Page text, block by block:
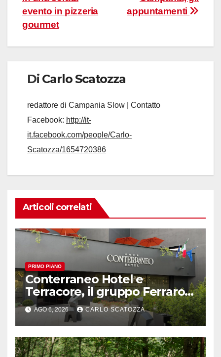
appuntamenti
evento in pizzeria
gourmet
Di Carlo Scatozza
redattore di Campania Slow | Contatto
Facebook: http://it-
it.facebook.com/people/Carlo-
Scatozza/1654720386
Articoli correlati
PRIMO PIANO
Conterraneo Hotel e
Terracore, il gruppo Ferraro
amplia l’ ospitalità e il gusto
alle porte di Caserta
AGO 6, 2026 CARLO SCATOZZA